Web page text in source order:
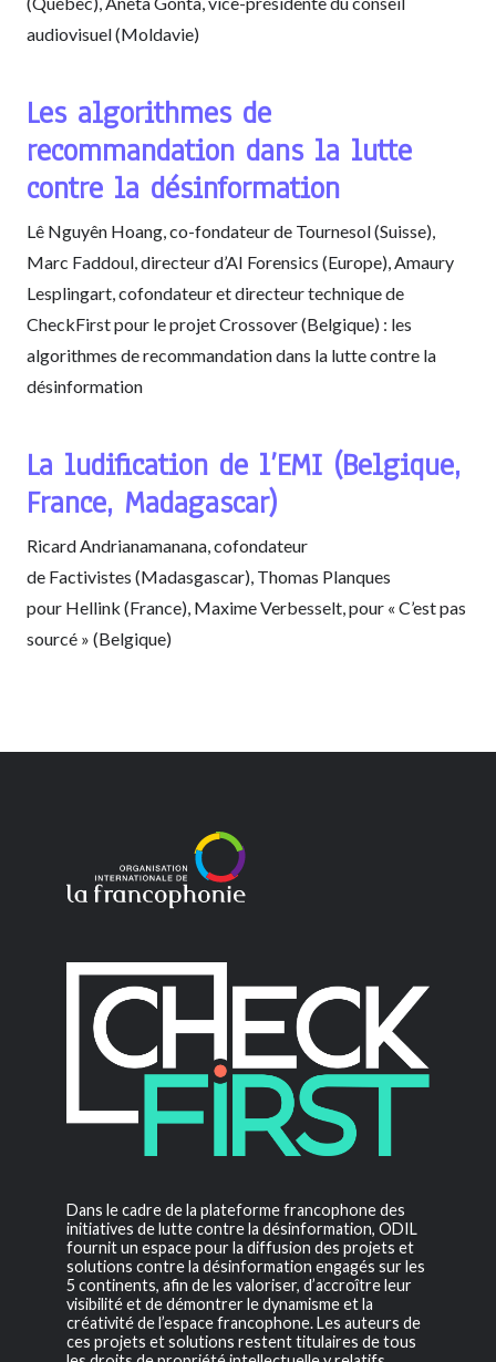
audiovisuel (Moldavie)
Les algorithmes de
recommandation dans la lutte
contre la désinformation
Lê Nguyên Hoang, co-fondateur de Tournesol (Suisse),
Marc Faddoul, directeur d’AI Forensics (Europe), Amaury
Lesplingart, cofondateur et directeur technique de
CheckFirst pour le projet Crossover (Belgique) : les
algorithmes de recommandation dans la lutte contre la
désinformation
La ludification de l’EMI (Belgique,
France, Madagascar)
Ricard Andrianamanana, cofondateur
de Factivistes (Madasgascar), Thomas Planques
pour Hellink (France), Maxime Verbesselt, pour « C’est pas
sourcé » (Belgique)
Dans le cadre de la plateforme francophone des
initiatives de lutte contre la désinformation, ODIL
fournit un espace pour la diffusion des projets et
solutions contre la désinformation engagés sur les
5 continents, afin de les valoriser, d’accroître leur
visibilité et de démontrer le dynamisme et la
créativité de l’espace francophone. Les auteurs de
ces projets et solutions restent titulaires de tous